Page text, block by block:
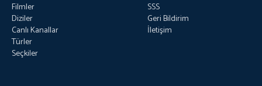
Filmler
Diziler
Canlı Kanallar
Türler
Seçkiler
SSS
Geri Bildirim
İletişim